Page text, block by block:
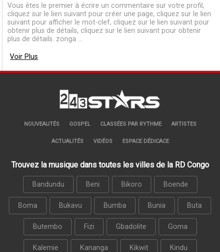
Vous êtes le premier à écrire un commentaire sur votre profil,
cliquez sur le lien suivant pour créer une page, cliquez sur le lien
suivant pour afficher le mot-clef, cliquez sur le lien suivant pour
obtenir plus de détails, cliquez sur le lien suivant pour obtenir
plus de détails. zonga ...
Voir Plus
NOUVEAUTÉS GOSPEL CLASSÉES PAR RYTHME ARTISTES
ACTUALITÉS VIDÉOS ESPACE DÉDICACE
Trouvez la musique dans toutes les villes de la RD Congo
Bandundu Beni Bikoro Boende
Boma Bukavu Bumba Bunia Buta
Butembo Fizi Gbadolite Goma
Kalemie Kananga Kikwit Kindu